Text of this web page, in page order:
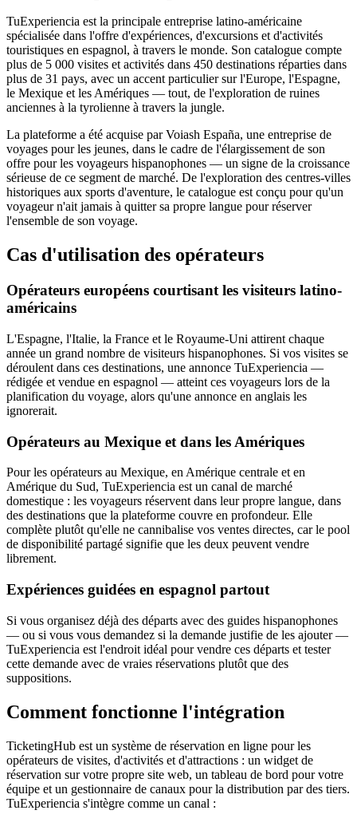
TuExperiencia est la principale entreprise latino-américaine
spécialisée dans l'offre d'expériences, d'excursions et d'activités
touristiques en espagnol, à travers le monde. Son catalogue compte
plus de 5 000 visites et activités dans 450 destinations réparties dans
plus de 31 pays, avec un accent particulier sur l'Europe, l'Espagne,
le Mexique et les Amériques — tout, de l'exploration de ruines
anciennes à la tyrolienne à travers la jungle.
La plateforme a été acquise par Voiash España, une entreprise de
voyages pour les jeunes, dans le cadre de l'élargissement de son
offre pour les voyageurs hispanophones — un signe de la croissance
sérieuse de ce segment de marché. De l'exploration des centres-villes
historiques aux sports d'aventure, le catalogue est conçu pour qu'un
voyageur n'ait jamais à quitter sa propre langue pour réserver
l'ensemble de son voyage.
Cas d'utilisation des opérateurs
Opérateurs européens courtisant les visiteurs latino-
américains
L'Espagne, l'Italie, la France et le Royaume-Uni attirent chaque
année un grand nombre de visiteurs hispanophones. Si vos visites se
déroulent dans ces destinations, une annonce TuExperiencia —
rédigée et vendue en espagnol — atteint ces voyageurs lors de la
planification du voyage, alors qu'une annonce en anglais les
ignorerait.
Opérateurs au Mexique et dans les Amériques
Pour les opérateurs au Mexique, en Amérique centrale et en
Amérique du Sud, TuExperiencia est un canal de marché
domestique : les voyageurs réservent dans leur propre langue, dans
des destinations que la plateforme couvre en profondeur. Elle
complète plutôt qu'elle ne cannibalise vos ventes directes, car le pool
de disponibilité partagé signifie que les deux peuvent vendre
librement.
Expériences guidées en espagnol partout
Si vous organisez déjà des départs avec des guides hispanophones
— ou si vous vous demandez si la demande justifie de les ajouter —
TuExperiencia est l'endroit idéal pour vendre ces départs et tester
cette demande avec de vraies réservations plutôt que des
suppositions.
Comment fonctionne l'intégration
TicketingHub est un système de réservation en ligne pour les
opérateurs de visites, d'activités et d'attractions : un widget de
réservation sur votre propre site web, un tableau de bord pour votre
équipe et un gestionnaire de canaux pour la distribution par des tiers.
TuExperiencia s'intègre comme un canal :